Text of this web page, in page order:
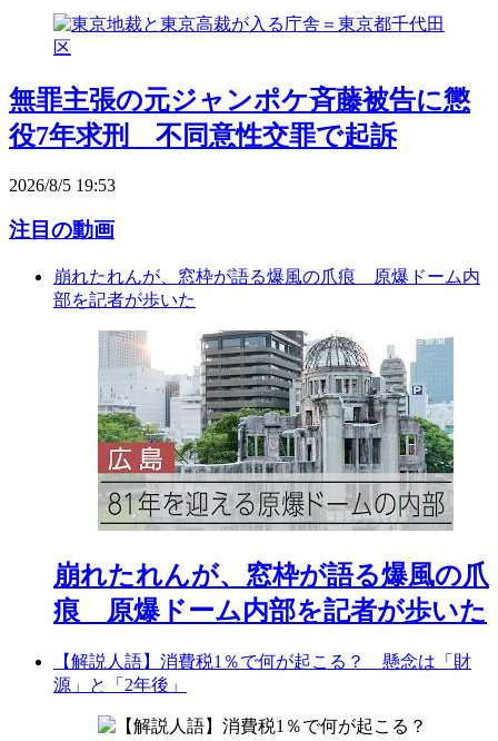
無罪主張の元ジャンポケ斉藤被告に懲
役7年求刑 不同意性交罪で起訴
2026/8/5 19:53
注目の動画
崩れたれんが、窓枠が語る爆風の爪痕 原爆ドーム内
部を記者が歩いた
崩れたれんが、窓枠が語る爆風の爪
痕 原爆ドーム内部を記者が歩いた
【解説人語】消費税1％で何が起こる？ 懸念は「財
源」と「2年後」